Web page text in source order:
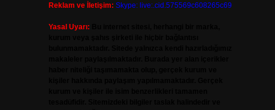
Reklam ve İletişim: Skype: live:.cid.575569c608265c69
Yasal Uyarı: